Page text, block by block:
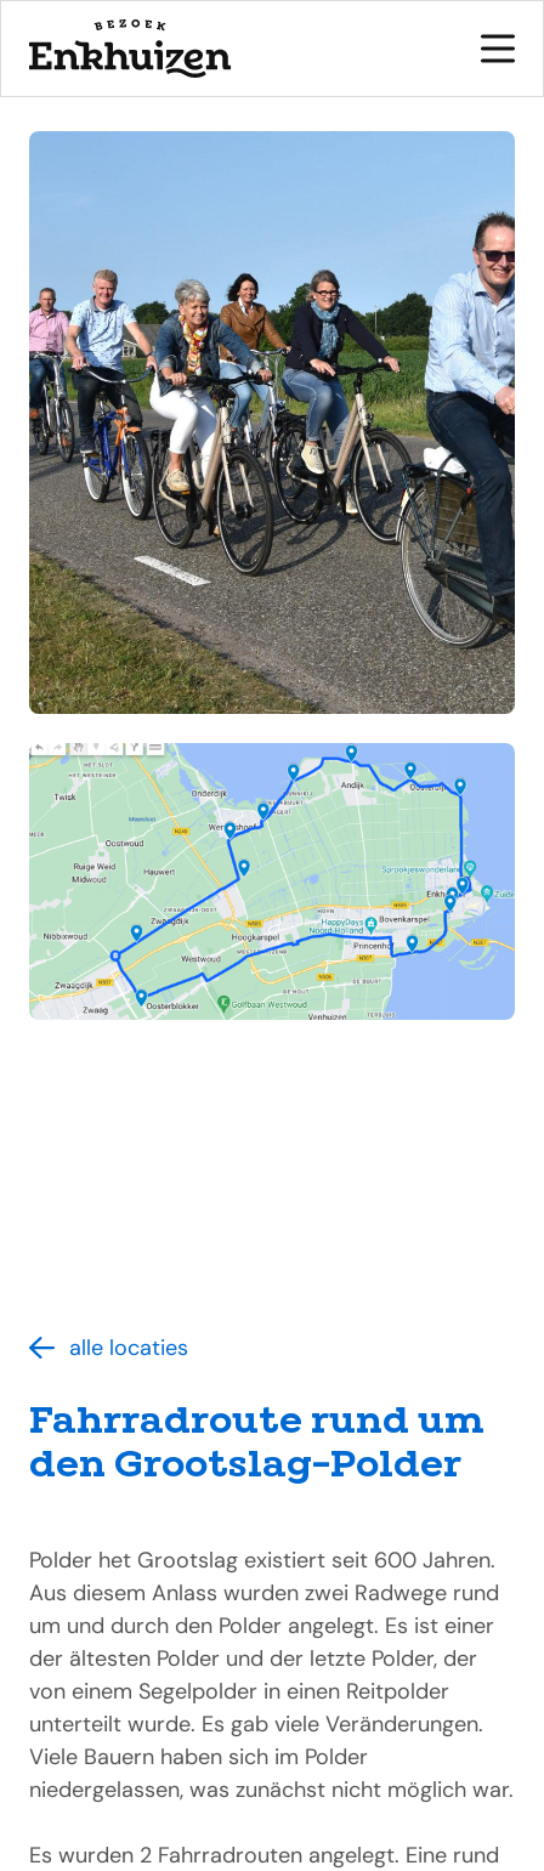
naar de inhoud
alle locaties
Fahrradroute rund um
den Grootslag-Polder
Polder het Grootslag existiert seit 600 Jahren.
Aus diesem Anlass wurden zwei Radwege rund
um und durch den Polder angelegt. Es ist einer
der ältesten Polder und der letzte Polder, der
von einem Segelpolder in einen Reitpolder
unterteilt wurde. Es gab viele Veränderungen.
Viele Bauern haben sich im Polder
niedergelassen, was zunächst nicht möglich war.
Es wurden 2 Fahrradrouten angelegt. Eine rund